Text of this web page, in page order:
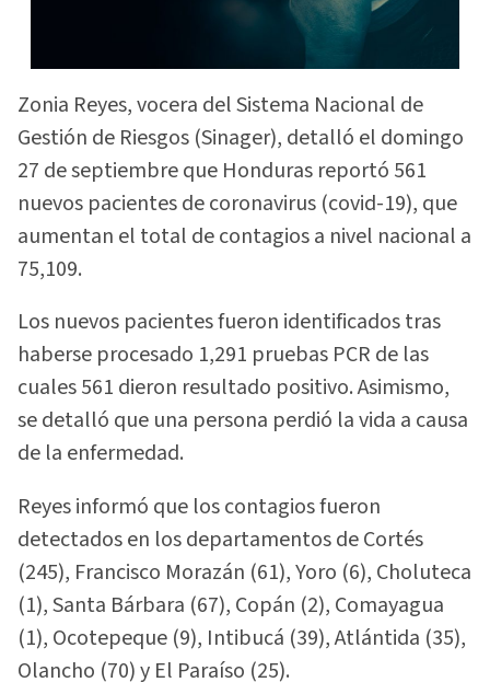
Zonia Reyes, vocera del Sistema Nacional de
Gestión de Riesgos (Sinager), detalló el domingo
27 de septiembre que Honduras reportó 561
nuevos pacientes de coronavirus (covid-19), que
aumentan el total de contagios a nivel nacional a
75,109.
Los nuevos pacientes fueron identificados tras
haberse procesado 1,291 pruebas PCR de las
cuales 561 dieron resultado positivo. Asimismo,
se detalló que una persona perdió la vida a causa
de la enfermedad.
Reyes informó que los contagios fueron
detectados en los departamentos de Cortés
(245), Francisco Morazán (61), Yoro (6), Choluteca
(1), Santa Bárbara (67), Copán (2), Comayagua
(1), Ocotepeque (9), Intibucá (39), Atlántida (35),
Olancho (70) y El Paraíso (25).